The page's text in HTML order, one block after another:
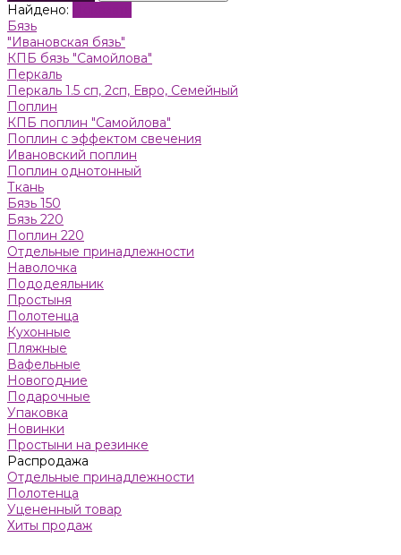
Найдено:
Бязь
"Ивановская бязь"
КПБ бязь "Самойлова"
Пeркaль
Перкаль 1.5 сп, 2сп, Евро, Семейный
Поплин
КПБ поплин "Самойлова"
Поплин с эффектом свечения
Ивановский поплин
Поплин однотонный
Ткань
Бязь 150
Бязь 220
Поплин 220
Отдельные принадлежности
Наволочка
Пододеяльник
Простыня
Полотенца
Кухонные
Пляжные
Вафельные
Новогодние
Подарочные
Упаковка
Новинки
Простыни на резинке
Распродажа
Отдельные принадлежности
Полотенца
Уцененный товар
Хиты продаж